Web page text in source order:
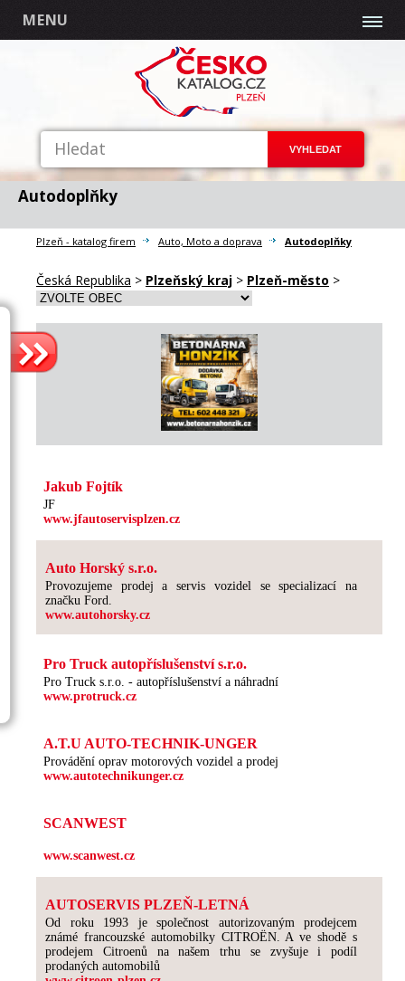
MENU
Autodoplňky
Plzeň - katalog firem Auto, Moto a doprava Autodoplňky
Česká Republika > Plzeňský kraj > Plzeň-město >
Jakub Fojtík
JF
www.jfautoservisplzen.cz
Auto Horský s.r.o.
Provozujeme prodej a servis vozidel se specializací na
značku Ford.
www.autohorsky.cz
Pro Truck autopříslušenství s.r.o.
Pro Truck s.r.o. - autopříslušenství a náhradní
www.protruck.cz
A.T.U AUTO-TECHNIK-UNGER
Provádění oprav motorových vozidel a prodej
www.autotechnikunger.cz
SCANWEST
www.scanwest.cz
AUTOSERVIS PLZEŇ-LETNÁ
Od roku 1993 je společnost autorizovaným prodejcem
známé francouzské automobilky CITROËN. A ve shodě s
prodejem Citroenů na našem trhu se zvyšuje i podíl
prodaných automobilů